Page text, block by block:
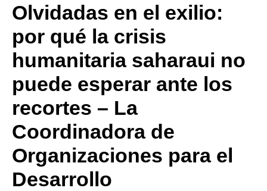
Olvidadas en el exilio:
por qué la crisis
humanitaria saharaui no
puede esperar ante los
recortes – La
Coordinadora de
Organizaciones para el
Desarrollo